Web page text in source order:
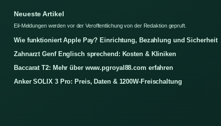
Neueste Artikel
Eil-Meldungen werden vor der Veroffentlichung von der Redaktion gepruft.
Wie funktioniert Apple Pay? Einrichtung, Bezahlung und Sicherheit
Zahnarzt Genf Englisch sprechend: Kosten & Kliniken
Baccarat T2: Mehr über www.pgroyal88.com erfahren
Anker SOLIX 3 Pro: Preis, Daten & 1200W-Freischaltung